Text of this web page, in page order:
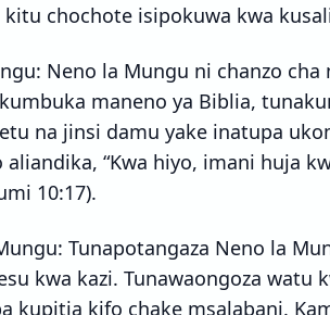
chochote isipokuwa kwa
Neno la Mungu ni chanzo cha
maneno ya Biblia,
na jinsi damu yake inatupa
aliandika, “Kwa hiyo, imani huja
10:17).
Tunapotangaza Neno la
kwa kazi. Tunawaongoza watu
kupitia kifo chake msalabani.